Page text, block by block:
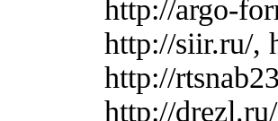
http://argo-
http://siir.ru/,
http://
http://